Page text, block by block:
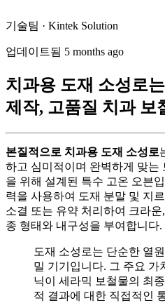
기술팀 · Kintek Solution
업데이트됨 5 months ago
치과용 도재 소성로
제작, 고품질 치과 보
본질적으로 치과용 도재 소성로
하고 심미적이며 완벽하게 맞는
을 위해 설계된 특수 고온 오븐
력을 사용하여 도재 분말 및 지
소결 또는 유약 처리하여 크라
종 형태와 내구성을 부여합니다.
도재 소성로는 단순한 열
밀 기기입니다. 그 주요 가
닉이 세라믹 보철물의 최
적 결과에 대한 직접적인